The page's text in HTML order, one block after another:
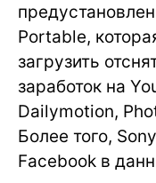
Portable,
загрузить
заработок на
Dailymotion,
Более того,
Facebook в